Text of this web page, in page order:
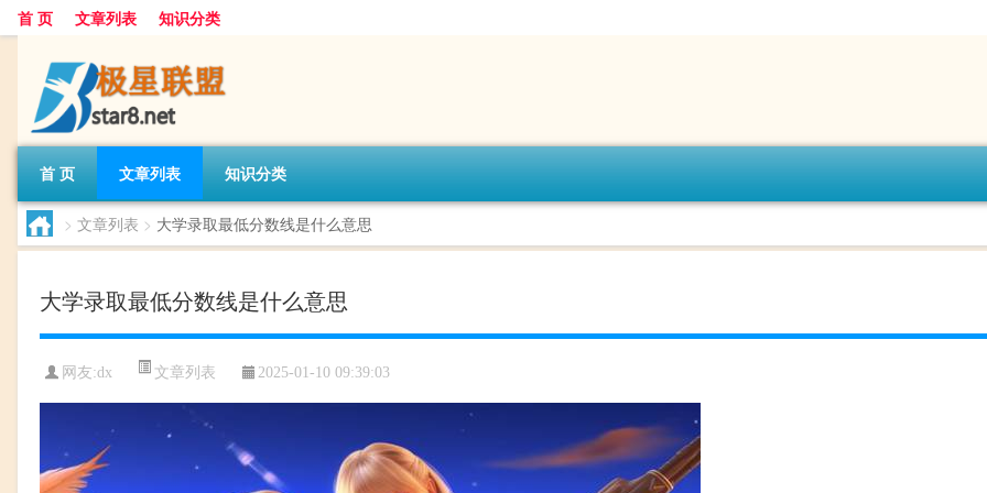
首 页 文章列表 知识分类
首 页 文章列表 知识分类
> 文章列表 > 大学录取最低分数线是什么意思
大学录取最低分数线是什么意思
网友:dx 文章列表 2025-01-10 09:39:03